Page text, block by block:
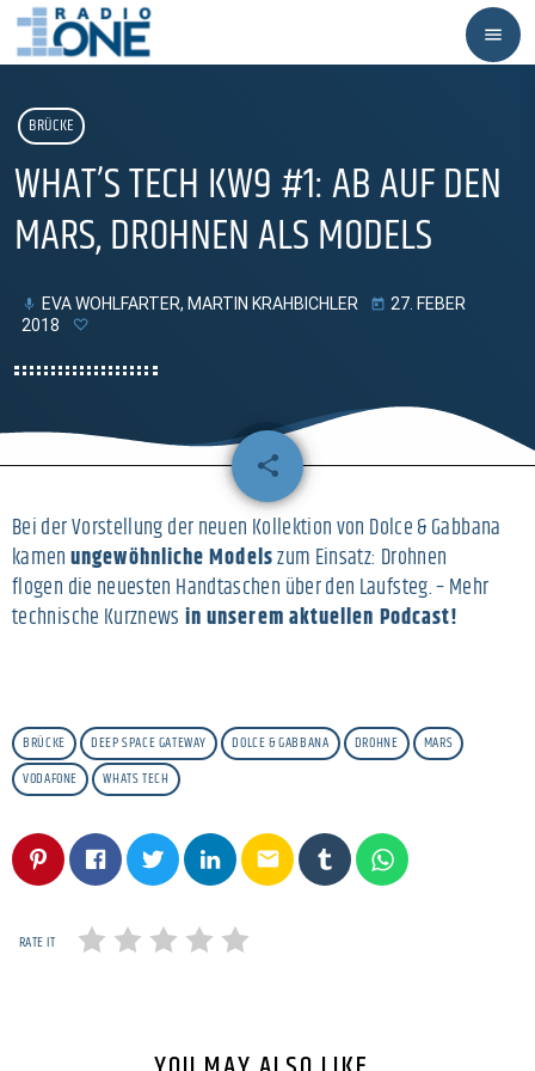
menu
BRÜCKE
WHAT’S TECH KW9 #1: AB AUF DEN
MARS, DROHNEN ALS MODELS
mic EVA WOHLFARTER, MARTIN KRAHBICHLER today 27. FEBER
2018
share
email
Bei der Vorstellung der neuen Kollektion von Dolce & Gabbana
kamenungewöhnliche Modelszum Einsatz: Drohnen
flogen die neuesten Handtaschen über den Laufsteg. – Mehr
technische Kurznews in unserem aktuellen Podcast!
BRÜCKE DEEP SPACE GATEWAY DOLCE & GABBANA DROHNE
MARS
VODAFONE
WHATS TECH
email
RATE IT